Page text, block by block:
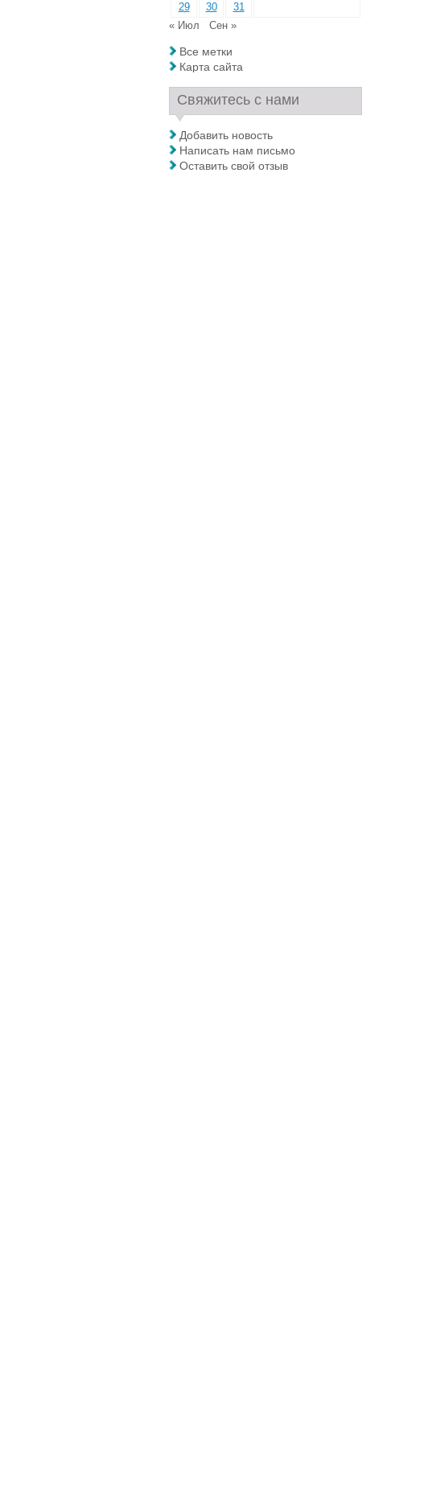
29
30
31
« Июл
Сен »
Все метки
Карта сайта
Свяжитесь с нами
Добавить новость
Написать нам письмо
Оставить свой отзыв